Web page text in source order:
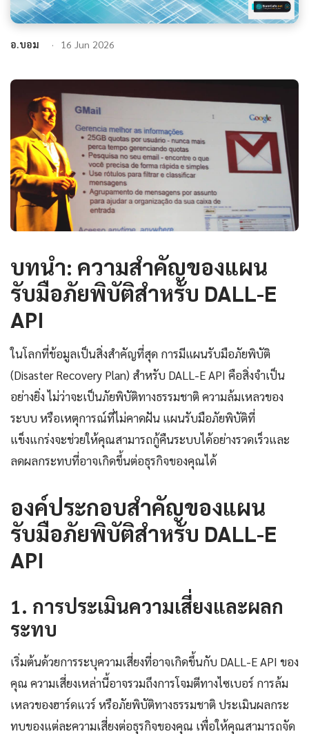
อ.บอม 16 Jun 2026
บทนำ: ความสำคัญของแผน
รับมือภัยพิบัติสำหรับ DALL-E
API
ในโลกที่ข้อมูลเป็นสิ่งสำคัญที่สุด การมีแผนรับมือภัยพิบัติ
(Disaster Recovery Plan) สำหรับ DALL-E API คือสิ่งจำเป็น
อย่างยิ่ง ไม่ว่าจะเป็นภัยพิบัติทางธรรมชาติ ความล้มเหลวของ
ระบบ หรือเหตุการณ์ที่ไม่คาดฝัน แผนรับมือภัยพิบัติที่
แข็งแกร่งจะช่วยให้คุณสามารถกู้คืนระบบได้อย่างรวดเร็วและ
ลดผลกระทบที่อาจเกิดขึ้นต่อธุรกิจของคุณได้
องค์ประกอบสำคัญของแผน
รับมือภัยพิบัติสำหรับ DALL-E
API
1. การประเมินความเสี่ยงและผลก
ระทบ
เริ่มต้นด้วยการระบุความเสี่ยงที่อาจเกิดขึ้นกับ DALL-E API ของ
คุณ ความเสี่ยงเหล่านี้อาจรวมถึงการโจมตีทางไซเบอร์ การล้ม
เหลวของฮาร์ดแวร์ หรือภัยพิบัติทางธรรมชาติ ประเมินผลกระ
ทบของแต่ละความเสี่ยงต่อธุรกิจของคุณ เพื่อให้คุณสามารถจัด